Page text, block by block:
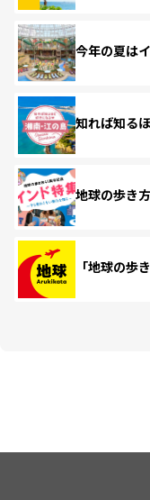
今年の夏は
知れば知る
地球の歩き
「地球の歩